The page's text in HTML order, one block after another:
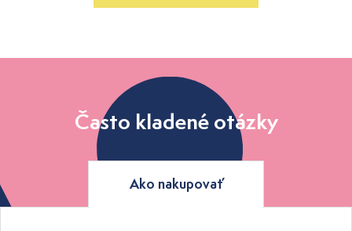
Často kladené otázky
Ako nakupovať